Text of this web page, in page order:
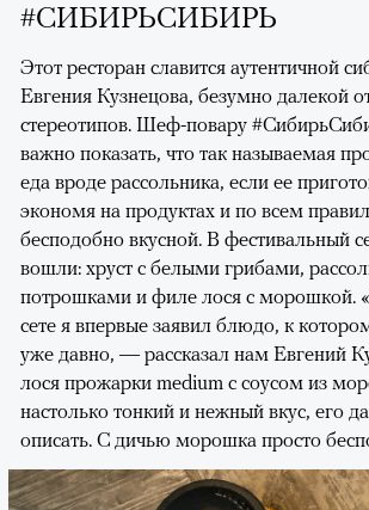
#СИБИРЬСИБИРЬ
Этот ресторан славится аутентичной
Евгения Кузнецова, безумно далекой
стереотипов. Шеф-повару
важно показать, что так называемая
еда вроде рассольника, если ее
экономя на продуктах и по всем
бесподобно вкусной. В фестивальный
вошли: хруст с белыми грибами,
потрошками и филе лося с морошкой.
сете я впервые заявил блюдо, к
уже давно, — рассказал нам Евгений
лося прожарки medium с соусом из
настолько тонкий и нежный вкус, его
описать. С дичью морошка просто